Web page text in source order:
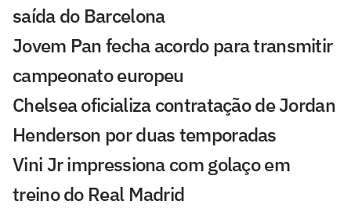
saída do Barcelona
Jovem Pan fecha acordo para transmitir
campeonato europeu
Chelsea oficializa contratação de Jordan
Henderson por duas temporadas
Vini Jr impressiona com golaço em
treino do Real Madrid